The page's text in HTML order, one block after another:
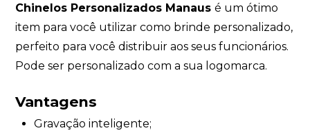
Chinelos Personalizados Manausé um ótimo
item para você utilizar como brinde personalizado,
perfeito para você distribuir aos seus funcionários.
Pode ser personalizado com a sua logomarca.
Vantagens
Gravação inteligente;